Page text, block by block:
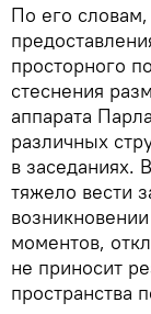
По его
просторного
стеснения
аппарата
различных
в заседаниях.
тяжело вести
моментов,
не приносит
пространства